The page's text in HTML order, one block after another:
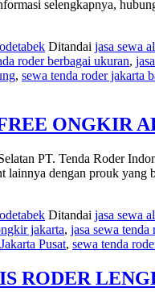
selengkapnya,
Ditandai jasa sewa
roder berbagai ukuran,
, sewa tenda roder jakarta
ONGKIR
PT. Tenda Roder
dengan prouk
Ditandai jasa sewa
jakarta, jasa sewa tenda
Pusat, sewa tenda
RODER